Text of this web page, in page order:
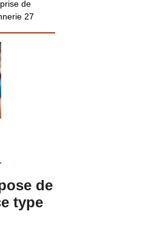
de
27
de
type